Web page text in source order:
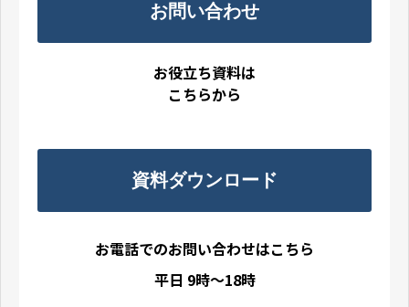
お問い合わせ
お役立ち資料は
こちらから
資料ダウンロード
お電話でのお問い合わせはこちら
平日 9時〜18時